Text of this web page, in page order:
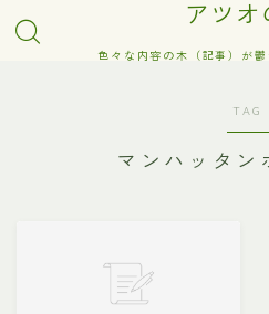
アツオ
色々な内容の木（記事）が鬱
TAG
マンハッタン